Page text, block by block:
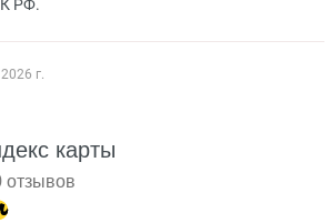
РФ.
г.
карты
отзывов